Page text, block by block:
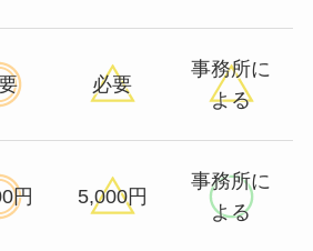
必要
事務所に
よる
円 5,000円
事務所に
よる